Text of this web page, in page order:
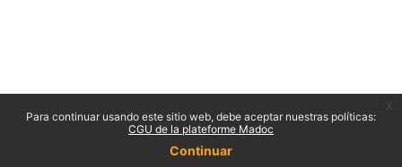
Para continuar usando este sitio web, debe aceptar nuestras políticas:
CGU de la plateforme Madoc
Continuar